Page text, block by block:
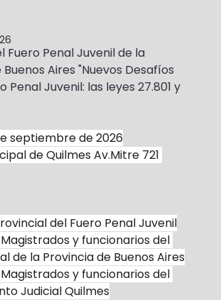
Fuero Penal Juvenil de la
Aires "Nuevos Desafíos
Penal Juvenil: las leyes 27.801 y
septiembre de 2026
de Quilmes Av.Mitre 721
del Fuero Penal Juvenil
y funcionarios del
de la Provincia de Buenos Aires
y funcionarios del
Judicial Quilmes